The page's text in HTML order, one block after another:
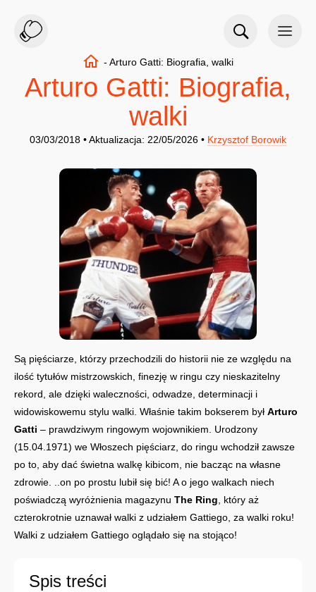
- Arturo Gatti: Biografia, walki
Arturo Gatti: Biografia,
walki
03/03/2018 • Aktualizacja: 22/05/2026 • Krzysztof Borowik
Są pięściarze, którzy przechodzili do historii nie ze względu na
ilość tytułów mistrzowskich, finezję w ringu czy nieskazitelny
rekord, ale dzięki waleczności, odwadze, determinacji i
widowiskowemu stylu walki. Właśnie takim bokserem był Arturo
Gatti – prawdziwym ringowym wojownikiem. Urodzony
(15.04.1971) we Włoszech pięściarz, do ringu wchodził zawsze
po to, aby dać świetna walkę kibicom, nie bacząc na własne
zdrowie. ..on po prostu lubił się bić! A o jego walkach niech
poświadczą wyróżnienia magazynu The Ring , który aż
czterokrotnie uznawał walki z udziałem Gattiego, za walki roku!
Walki z udziałem Gattiego oglądało się na stojąco!
Spis treści